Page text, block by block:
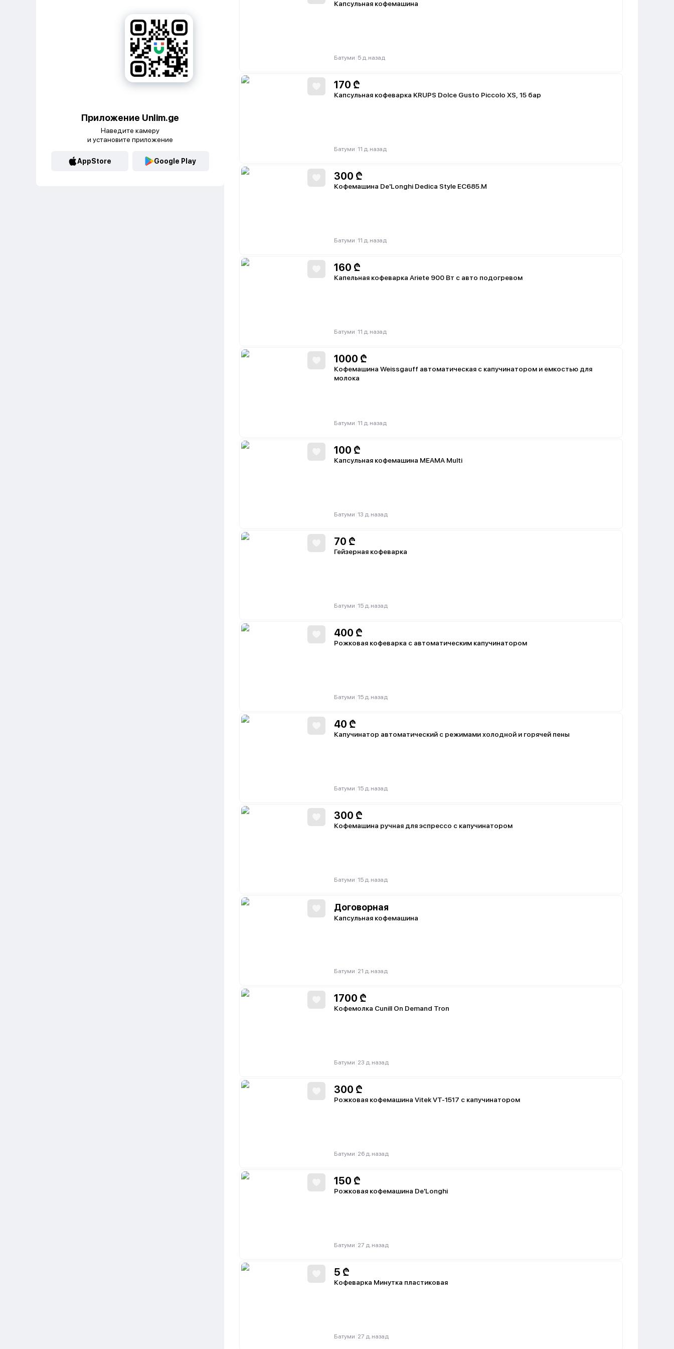
Приложение Unlim.ge
Наведите камеру
и установите приложение
AppStore Google Play
Капсульная кофемашина
Батуми 5 д. назад
170 ₾
Капсульная кофеварка KRUPS Dolce Gusto Piccolo XS, 15 бар
Батуми 11 д. назад
300 ₾
Кофемашина De'Longhi Dedica Style EC685.M
Батуми 11 д. назад
160 ₾
Капельная кофеварка Ariete 900 Вт с авто подогревом
Батуми 11 д. назад
1000 ₾
Кофемашина Weissgauff автоматическая с капучинатором и емкостью для
молока
Батуми 11 д. назад
100 ₾
Капсульная кофемашина MEAMA Multi
Батуми 13 д. назад
70 ₾
Гейзерная кофеварка
Батуми 15 д. назад
400 ₾
Рожковая кофеварка с автоматическим капучинатором
Батуми 15 д. назад
40 ₾
Капучинатор автоматический с режимами холодной и горячей пены
Батуми 15 д. назад
300 ₾
Кофемашина ручная для эспрессо с капучинатором
Батуми 15 д. назад
Договорная
Капсульная кофемашина
Батуми 21 д. назад
1700 ₾
Кофемолка Cunill On Demand Tron
Батуми 23 д. назад
300 ₾
Рожковая кофемашина Vitek VT-1517 с капучинатором
Батуми 26 д. назад
150 ₾
Рожковая кофемашина De'Longhi
Батуми 27 д. назад
5 ₾
Кофеварка Минутка пластиковая
Батуми 27 д. назад